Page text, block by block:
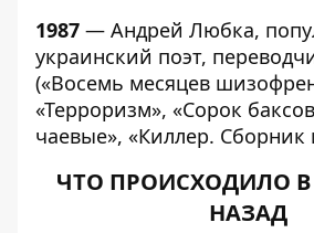
1987 — Андрей Любка,
украинский поэт,
(«Восемь месяцев
«Терроризм», «Сорок
чаевые», «Киллер. Сборник
ЧТО ПРОИСХОДИЛО В
НАЗАД